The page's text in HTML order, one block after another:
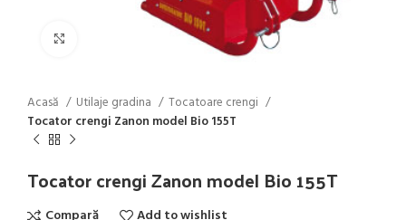
Acasă Utilaje gradina
Tocatoare crengi
Tocator crengi Zanon model Bio 155T
Tocator crengi Zanon model Bio 155T